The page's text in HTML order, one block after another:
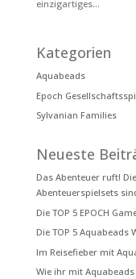
einzigartiges...
Kategorien
Aquabeads
Epoch
Sylvanian Families
Neueste
Das Abenteuer ruft!
Abenteuerspielsets
Die TOP 5 EPOCH
Die TOP 5 Aquabeads
Im Reisefieber mit
Wie ihr mit